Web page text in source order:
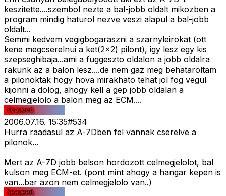
keszitette....szembol nezte a bal-jobb oldalt mikozben a
program mindig haturol nezve veszi alapul a bal-jobb
oldalt...
Semmi kedvem vegigbogaraszni a szarnyleirokat (ott
kene megcserelnui a ket(2x2) pilont), igy lesz egy kis
szepseghibaja...ami a fuggeszto oldalon a jobb oldalra
rakunk az a balon lesz....de nem gaz meg behataroltam
a pilonoktak hogy hova mirakhato tehat jol fog vegul
kijonni a dolog, ahogy kell a gep jobb oldalan a
celmegjelolo a balon meg az ECM....
2006.07.16. 15:35#534
Hurra raadasul az A-7Dben fel vannak cserelve a
pilonok...
Mert az A-7D jobb belson hordozott celmegjelolot, bal
kulson meg ECM-et. (pont mint ahogy a hangar kepen is
van...bar azon nem celmegjelolo van..)